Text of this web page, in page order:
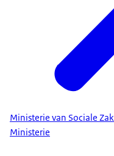
Ministerie van Sociale
Ministerie